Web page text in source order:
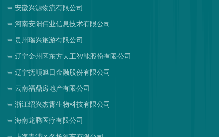
安徽兴源物流有限公司
河南安阳伟业信息技术有限公司
贵州瑞兴旅游有限公司
辽宁金州区东方人工智能股份有限公司
辽宁抚顺旭日金融股份有限公司
云南福鼎房地产有限公司
浙江绍兴杰霄生物科技有限公司
海南龙腾医疗有限公司